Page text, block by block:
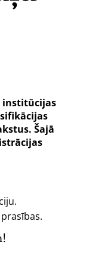
institūcijas
Šajā